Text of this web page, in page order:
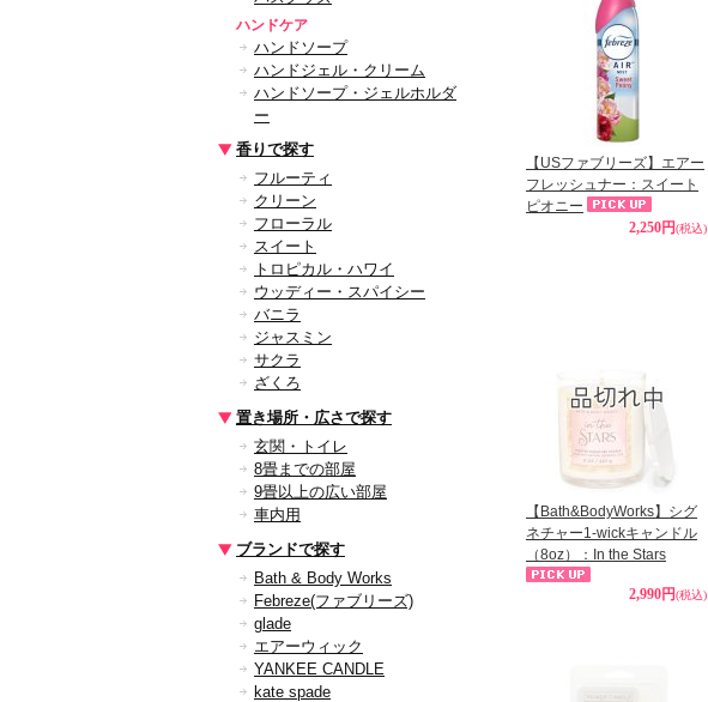
ハンドケア
ハンドソープ
ハンドジェル・クリーム
ハンドソープ・ジェルホルダ
ー
香りで探す
フルーティ
クリーン
フローラル
スイート
トロピカル・ハワイ
ウッディー・スパイシー
バニラ
ジャスミン
サクラ
ざくろ
置き場所・広さで探す
玄関・トイレ
8畳までの部屋
9畳以上の広い部屋
車内用
ブランドで探す
Bath & Body Works
Febreze(ファブリーズ)
glade
エアーウィック
YANKEE CANDLE
kate spade
【USファブリーズ】エアー
フレッシュナー：スイート
ピオニー
2,250円(税込)
【Bath&BodyWorks】シグ
ネチャー1-wickキャンドル
（8oz）：In the Stars
2,990円(税込)